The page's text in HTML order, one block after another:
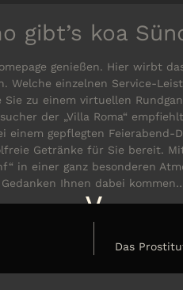
gibt’s koa
genießen. Hier wirbt
einzelnen Service-
zu einem virtuellen
der „Villa Roma“
einem gepflegten
Getränke für Sie bereit.
in einer ganz besonderen
Gedanken Ihnen dabei
y
Das